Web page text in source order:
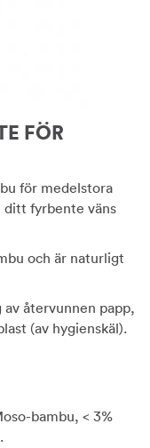
FÖR
för medelstora
ditt fyrbente väns
och är naturligt
återvunnen papp,
(av hygienskäl).
bambu, < 3%